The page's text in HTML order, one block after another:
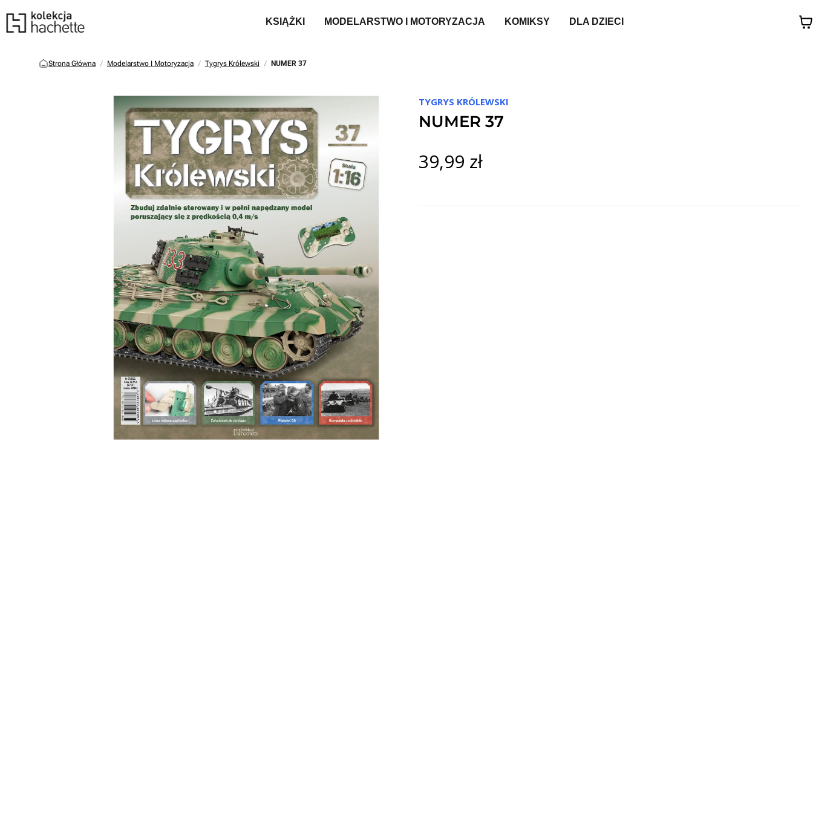
KSIĄŻKI MODELARSTWO I MOTORYZACJA KOMIKSY DLA DZIECI
Strona Główna Modelarstwo I Motoryzacja Tygrys Królewski NUMER 37
TYGRYS KRÓLEWSKI
NUMER 37
39,99 zł